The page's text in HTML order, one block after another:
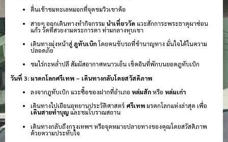
ตื่นเช้าชมทะเลหมอกที่จุดชมวิวเขาค้อ
สายๆ ออกเดินทางทำกิจกรรม นำเที่ยววัด แวะสักการะพระธาตุผาซ่อน
แก้ว วัดที่สวยงามตระการตา ท่ามกลางหุบเขา
เดินทางมุ่งหน้าสู่ ภูทับเบิกโดยคนขับรถที่ชำนาญทาง มั่นใจได้ในความ
ปลอดภัย
ชมไร่กะหล่ำปลี สัมผัสอากาศหนาวเย็น เช็คอินที่พักบนยอดภูทับเบิก
วันที่ 3: มรดกโลกศรีเทพ – เดินทางกลับโดยสวัสดิภาพ
ลงจากภูทับเบิก แวะซื้อของฝากที่อำเภอ หล่มสักหรือ หล่มเก่า
เดินทางไปเยือนอุทยานประวัติศาสตร์ ศรีเทพมรดกโลกแห่งล่าสุด เพื่อ
เดินสายทำบุญและชมโบราณสถาน
เดินทางกลับถึงกรุงเทพฯ หรือจุดหมายปลายทางของคุณโดยสวัสดิภาพ
ด้วยความประทับใจ